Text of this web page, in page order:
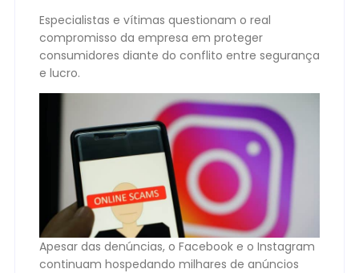
Especialistas e vítimas questionam o real
compromisso da empresa em proteger
consumidores diante do conflito entre segurança
e lucro.
Apesar das denúncias, o Facebook e o Instagram
continuam hospedando milhares de anúncios